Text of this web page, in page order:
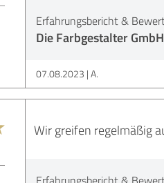
Erfahrungsbericht &
Die Farbgestalter GmbH
07.08.2023 A.
Wir greifen regelmäßig